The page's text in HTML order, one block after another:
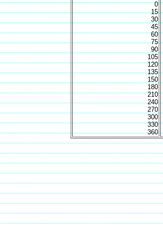
0
15
30
45
60
75
90
105
120
135
150
180
210
240
270
300
330
360